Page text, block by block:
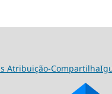
Atribuição-